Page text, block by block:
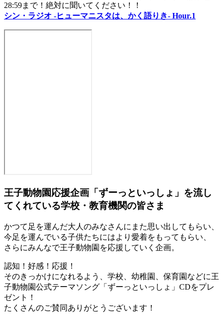
28:59まで！絶対に聞いてください！！
シン・ラジオ -ヒューマニスタは、かく語りき- Hour.1
王子動物園応援企画「ずーっといっしょ」を流し
てくれている学校・教育機関の皆さま
かつて足を運んだ大人のみなさんにまた思い出してもらい、
今足を運んでいる子供たちにはより愛着をもってもらい、
さらにみんなで王子動物園を応援していく企画。
認知！好感！応援！
そのきっかけになれるよう、学校、幼稚園、保育園などに王
子動物園公式テーマソング「ずーっといっしょ」CDをプレ
ゼント！
たくさんのご賛同ありがとうございます！